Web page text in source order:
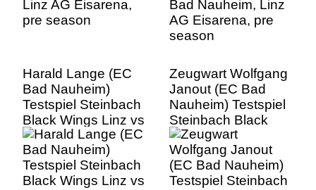
Harald Lange (EC
Bad Nauheim)
Testspiel Steinbach
Black Wings Linz vs
EC Bad Nauheim,
Linz AG Eisarena,
pre season
Zeugwart Wolfgang
Janout (EC Bad
Nauheim) Testspiel
Steinbach Black
Wings Linz vs EC
Bad Nauheim, Linz
AG Eisarena, pre
season